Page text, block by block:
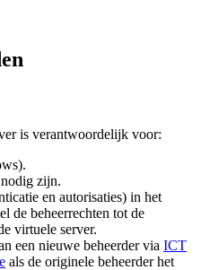
is verantwoordelijk voor:
zijn.
en autorisaties) in het
de beheerrechten tot de
virtuele server.
een nieuwe beheerder via ICT
als de originele beheerder het